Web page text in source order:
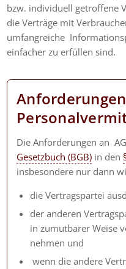
bzw. individuell getroffene
die Verträge mit
umfangreiche
einfacher zu erfüllen sind.
Die Anforderungen an
Gesetzbuch (BGB) in den
insbesondere nur dann
die Vertragspartei
der anderen
in zumutbarer Weise
nehmen und
wenn die andere